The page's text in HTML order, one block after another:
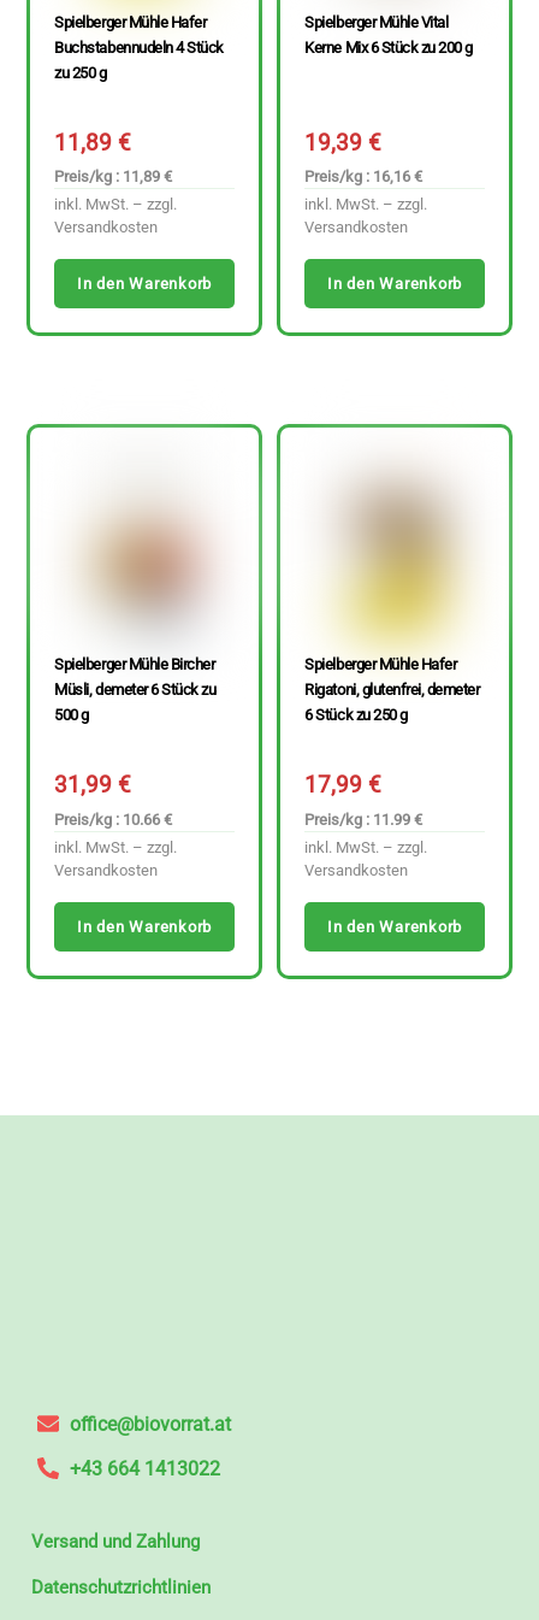
Spielberger Mühle Hafer
Buchstabennudeln 4 Stück
zu 250 g
11,89€
Preis/kg : 11,89 €
inkl. MwSt. – zzgl.
Versandkosten
In den Warenkorb
Spielberger Mühle Vital
Kerne Mix 6 Stück zu 200 g
19,39€
Preis/kg : 16,16 €
inkl. MwSt. – zzgl.
Versandkosten
In den Warenkorb
Spielberger Mühle Bircher
Müsli, demeter 6 Stück zu
500 g
31,99€
Preis/kg : 10.66 €
inkl. MwSt. – zzgl.
Versandkosten
In den Warenkorb
Spielberger Mühle Hafer
Rigatoni, glutenfrei, demeter
6 Stück zu 250 g
17,99€
Preis/kg : 11.99 €
inkl. MwSt. – zzgl.
Versandkosten
In den Warenkorb
office@biovorrat.at
+43 664 1413022
Versand und Zahlung
Datenschutzrichtlinien